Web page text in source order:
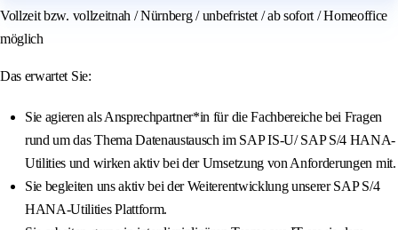
Vollzeit bzw. vollzeitnah / Nürnberg / unbefristet / ab sofort / Homeoffice
möglich
Das erwartet Sie:
Sie agieren als Ansprechpartner*in für die Fachbereiche bei Fragen
rund um das Thema Datenaustausch im SAP IS-U/ SAP S/4 HANA-
Utilities und wirken aktiv bei der Umsetzung von Anforderungen mit.
Sie begleiten uns aktiv bei der Weiterentwicklung unserer SAP S/4
HANA-Utilities Plattform.